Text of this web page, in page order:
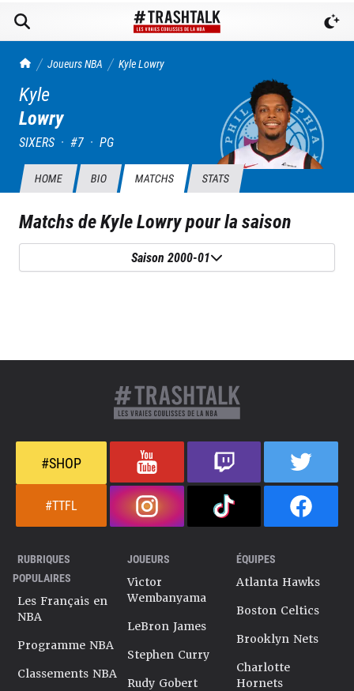
TrashTalk Actu NBA
Joueurs NBA KyleLowry
Kyle
Lowry
SIXERS · #7 · PG
HOME BIO MATCHS STATS
Matchs deKyle Lowrypour la saison
Saison 2000-01
#SHOP
#TTFL
RUBRIQUES
POPULAIRES
Les Français en
NBA
Programme NBA
Classements NBA
JOUEURS
Victor
Wembanyama
LeBron James
Stephen Curry
Rudy Gobert
ÉQUIPES
Atlanta Hawks
Boston Celtics
Brooklyn Nets
Charlotte
Hornets